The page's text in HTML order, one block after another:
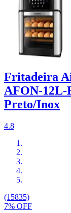
Fritadeira
AFON-12L-
Preto/Inox
4.8
(15835)
7% OFF